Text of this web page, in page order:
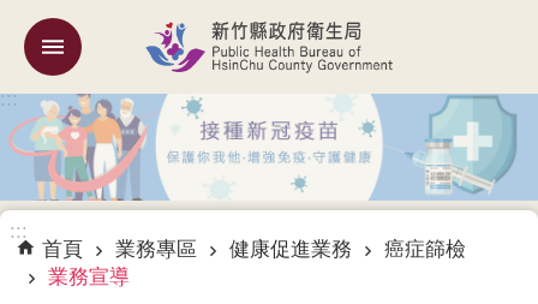
跳到主要內容區塊
機
關
簡
介
訊
息
:::
:::
首頁 業務專區 健康促進業務
癌症篩檢
業務宣導